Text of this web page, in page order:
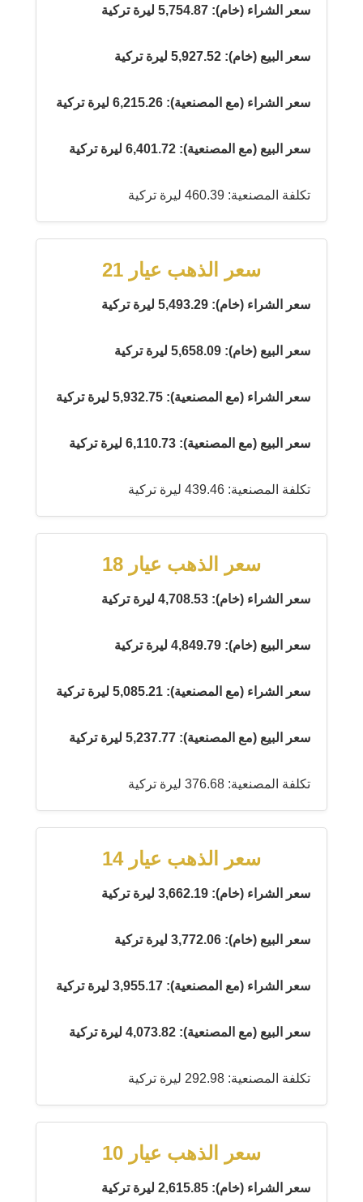
سعر الشراء (خام): 5,754.87 ليرة تركية
سعر البيع (خام): 5,927.52 ليرة تركية
سعر الشراء (مع المصنعية): 6,215.26 ليرة تركية
سعر البيع (مع المصنعية): 6,401.72 ليرة تركية
تكلفة المصنعية: 460.39 ليرة تركية
سعر الذهب عيار 21
سعر الشراء (خام): 5,493.29 ليرة تركية
سعر البيع (خام): 5,658.09 ليرة تركية
سعر الشراء (مع المصنعية): 5,932.75 ليرة تركية
سعر البيع (مع المصنعية): 6,110.73 ليرة تركية
تكلفة المصنعية: 439.46 ليرة تركية
سعر الذهب عيار 18
سعر الشراء (خام): 4,708.53 ليرة تركية
سعر البيع (خام): 4,849.79 ليرة تركية
سعر الشراء (مع المصنعية): 5,085.21 ليرة تركية
سعر البيع (مع المصنعية): 5,237.77 ليرة تركية
تكلفة المصنعية: 376.68 ليرة تركية
سعر الذهب عيار 14
سعر الشراء (خام): 3,662.19 ليرة تركية
سعر البيع (خام): 3,772.06 ليرة تركية
سعر الشراء (مع المصنعية): 3,955.17 ليرة تركية
سعر البيع (مع المصنعية): 4,073.82 ليرة تركية
تكلفة المصنعية: 292.98 ليرة تركية
سعر الذهب عيار 10
سعر الشراء (خام): 2,615.85 ليرة تركية